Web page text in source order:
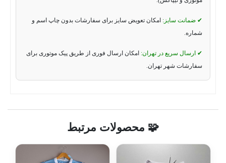
✔ ضمانت سایز: امکان تعویض سایز برای سفارشات بدون چاپ اسم و
شماره.
✔ ارسال سریع در تهران: امکان ارسال فوری از طریق پیک موتوری برای
سفارشات شهر تهران.
🧩 محصولات مرتبط